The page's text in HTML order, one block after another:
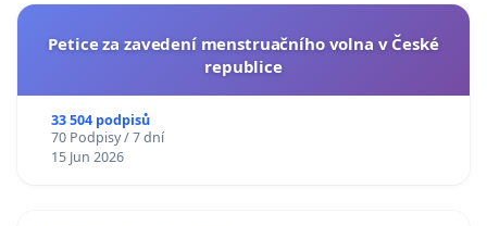
Petice za zavedení menstruačního volna v České
republice
33 504 podpisů
70 Podpisy / 7 dní
15 Jun 2026